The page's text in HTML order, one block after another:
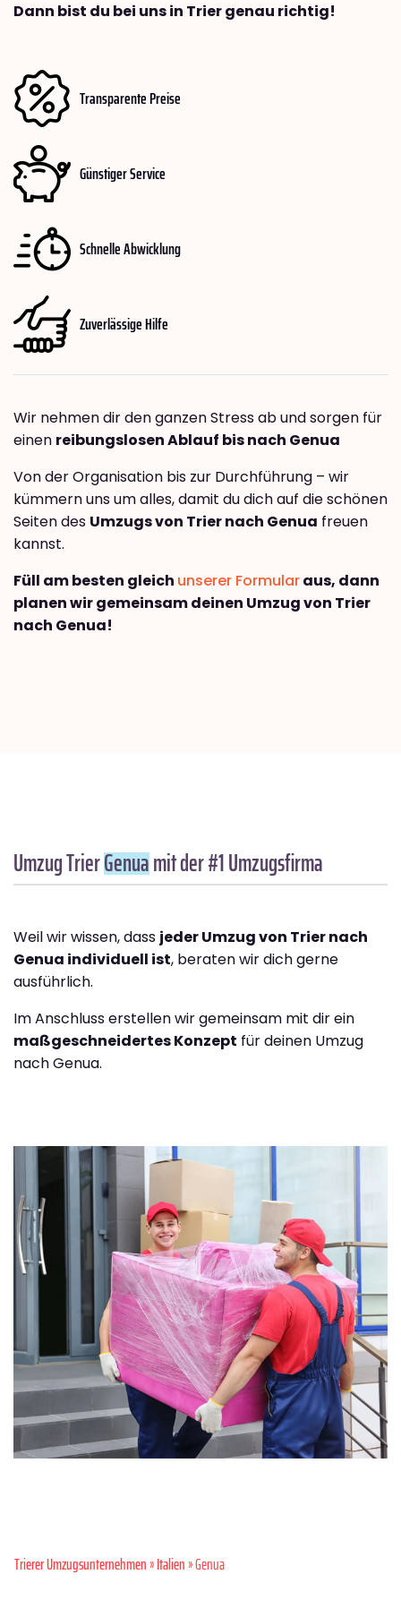
Dann bist du bei uns in Trier genau richtig!
Transparente Preise
Günstiger Service
Schnelle Abwicklung
Zuverlässige Hilfe
Wir nehmen dir den ganzen Stress ab und sorgen für
einen reibungslosen Ablauf bis nach Genua
Von der Organisation bis zur Durchführung – wir
kümmern uns um alles, damit du dich auf die schönen
Seiten des Umzugs von Trier nach Genua freuen
kannst.
Füll am besten gleich unserer Formularaus, dann
planen wir gemeinsam deinen Umzug von Trier
nach Genua!
Umzug TrierGenuamit der #1 Umzugsfirma
Weil wir wissen, dass jeder Umzug von Trier nach
Genua individuell ist, beraten wir dich gerne
ausführlich.
Im Anschluss erstellen wir gemeinsam mit dir ein
maßgeschneidertes Konzept für deinen Umzug
nach Genua.
Trierer Umzugsunternehmen»Italien» Genua